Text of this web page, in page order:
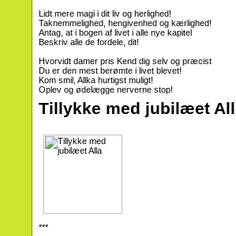
Lidt mere magi i dit liv og herlighed!
Taknemmelighed, hengivenhed og kærlighed!
Antag, at i bogen af ​​livet i alle nye kapitel
Beskriv alle de fordele, dit!
Hvorvidt damer pris Kend dig selv og præcist
Du er den mest berømte i livet blevet!
Kom smil, Allka hurtigst muligt!
Oplev og ødelægge nerverne stop!
Tillykke med jubilæet
***